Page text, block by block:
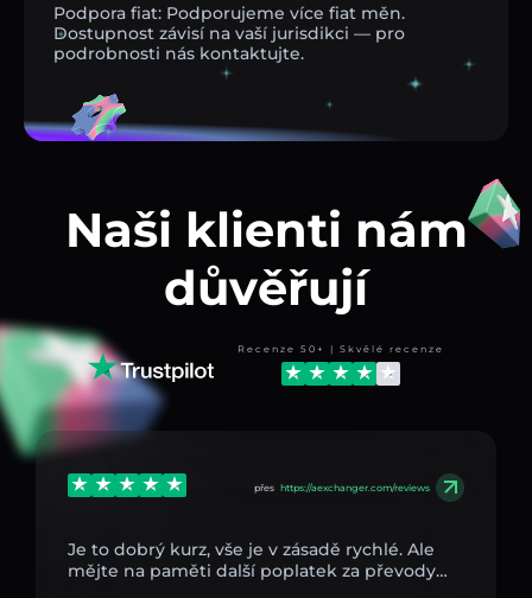
Podpora fiat: Podporujeme více fiat měn.
Dostupnost závisí na vaší jurisdikci — pro
podrobnosti nás kontaktujte.
Naši klienti nám
důvěřují
Recenze 50+ | Skvělé recenze
přes https://aexchanger.com/reviews
Je to dobrý kurz, vše je v zásadě rychlé. Ale
mějte na paměti další poplatek za převody…